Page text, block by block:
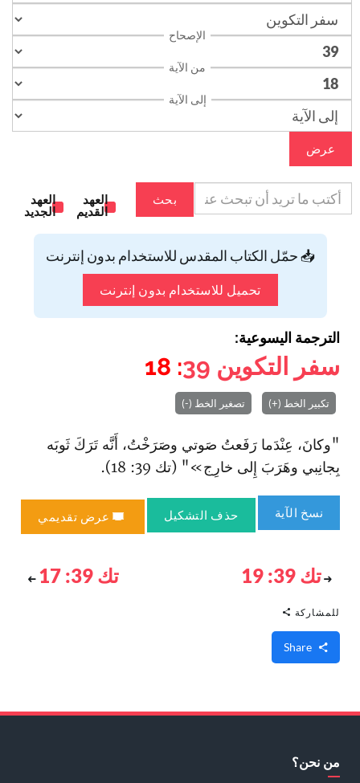
الإصحاح
من الآية
إلى الآية
عرض
بحث
العهد
القديم
العهد
الجديد
📥 حمّل الكتاب المقدس للاستخدام بدون إنترنت
تحميل للاستخدام بدون إنترنت
الترجمة اليسوعية:
سفر التكوين 39
: 18
تكبير الخط (+) تصغير الخط (-)
"وكانَ، عِنْدَما رَفَعتُ صَوتي وصَرَخْتُ، أَنَّه تَرَكَ ثَوبَه
بِجانِبي وهَرَبَ إِلى خارِج»" (تك 39: 18).
نسخ الآية حذف التشكيل عرض تقديمي
تك 39: 19 تك 39: 17
للمشاركة
من نحن؟